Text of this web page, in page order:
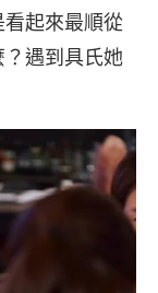
起來最順從
遇到具氏她